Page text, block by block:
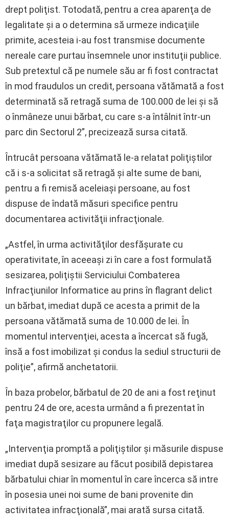
drept poliţist. Totodată, pentru a crea aparenţa de
legalitate şi a o determina să urmeze indicaţiile
primite, acesteia i-au fost transmise documente
nereale care purtau însemnele unor instituţii publice.
Sub pretextul că pe numele său ar fi fost contractat
în mod fraudulos un credit, persoana vătămată a fost
determinată să retragă suma de 100.000 de lei şi să
o înmâneze unui bărbat, cu care s-a întâlnit într-un
parc din Sectorul 2”, precizează sursa citată.
Întrucât persoana vătămată le-a relatat poliţiştilor
că i s-a solicitat să retragă şi alte sume de bani,
pentru a fi remisă aceleiaşi persoane, au fost
dispuse de îndată măsuri specifice pentru
documentarea activităţii infracţionale.
„Astfel, în urma activităţilor desfăşurate cu
operativitate, în aceeaşi zi în care a fost formulată
sesizarea, poliţiştii Serviciului Combaterea
Infracţiunilor Informatice au prins în flagrant delict
un bărbat, imediat după ce acesta a primit de la
persoana vătămată suma de 10.000 de lei. În
momentul intervenţiei, acesta a încercat să fugă,
însă a fost imobilizat şi condus la sediul structurii de
poliţie”, afirmă anchetatorii.
În baza probelor, bărbatul de 20 de ani a fost reţinut
pentru 24 de ore, acesta urmând a fi prezentat în
faţa magistraţilor cu propunere legală.
„Intervenţia promptă a poliţiştilor şi măsurile dispuse
imediat după sesizare au făcut posibilă depistarea
bărbatului chiar în momentul în care încerca să intre
în posesia unei noi sume de bani provenite din
activitatea infracţională”, mai arată sursa citată.